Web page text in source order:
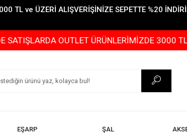
TL ve ÜZERİ ALIŞVERİŞİNİZE SEPETTE %20
OUTLET ÜRÜNLERİMİZDE 3000 TL ve
EŞARP ŞAL